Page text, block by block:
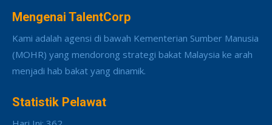
Mengenai TalentCorp
Kami adalah agensi di bawah Kementerian Sumber Manusia
(MOHR) yang mendorong strategi bakat Malaysia ke arah
menjadi hab bakat yang dinamik.
Statistik Pelawat